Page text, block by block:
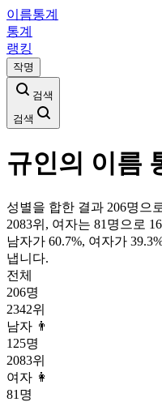
이름통계
통계
랭킹
작명
검색
검색
규인의 이름
성별을 합한 결과 206명으
2083위, 여자는 81명으로
남자가 60.7%, 여자가 39.3
냅니다.
전체
206명
2342위
남자 👨
125명
2083위
여자 👩
81 명